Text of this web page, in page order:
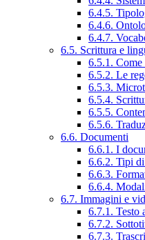
6.4.5.
6.4.6.
6.4.7.
6.5. Scrittura e
6.5.1. Come
6.5.2. Le
6.5.3.
6.5.4.
6.5.5.
6.5.6.
6.6. Documenti
6.6.1. I
6.6.2. Tipi
6.6.3.
6.6.4.
6.7. Immagini e
6.7.1. Testo
6.7.2.
6.7.3.